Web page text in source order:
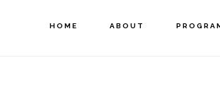
HOME ABOUT